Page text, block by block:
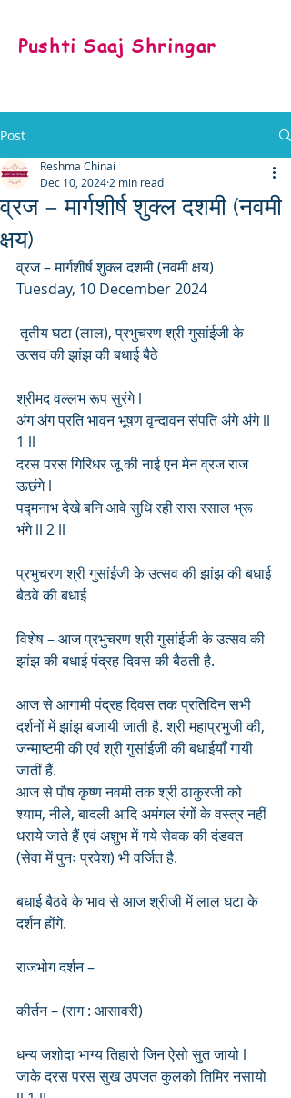
Pushti Saaj Shringar
Post
व्रज – मार्गशीर्ष शुक्ल दशमी (नवमी
क्षय)
Reshma Chinai
Dec 10, 2024 2 min read
व्रज – मार्गशीर्ष शुक्ल दशमी (नवमी क्षय)
Tuesday, 10 December 2024
तृतीय घटा (लाल), प्रभुचरण श्री गुसांईजी के
उत्सव की झांझ की बधाई बैठे
श्रीमद वल्लभ रूप सुरंगे l
अंग अंग प्रति भावन भूषण वृन्दावन संपति अंगे अंगे ll
1 ll
दरस परस गिरिधर जू की नाई एन मेन व्रज राज
ऊछंगे l
पद्मनाभ देखे बनि आवे सुधि रही रास रसाल भ्रू
भंगे ll 2 ll
प्रभुचरण श्री गुसांईजी के उत्सव की झांझ की बधाई
बैठवे की बधाई
विशेष – आज प्रभुचरण श्री गुसांईजी के उत्सव की
झांझ की बधाई पंद्रह दिवस की बैठती है.
आज से आगामी पंद्रह दिवस तक प्रतिदिन सभी
दर्शनों में झांझ बजायी जाती है. श्री महाप्रभुजी की,
जन्माष्टमी की एवं श्री गुसांईजी की बधाईयाँ गायी
जातीं हैं.
आज से पौष कृष्ण नवमी तक श्री ठाकुरजी को
श्याम, नीले, बादली आदि अमंगल रंगों के वस्त्र नहीं
धराये जाते हैं एवं अशुभ में गये सेवक की दंडवत
(सेवा में पुनः प्रवेश) भी वर्जित है.
बधाई बैठवे के भाव से आज श्रीजी में लाल घटा के
दर्शन होंगे.
राजभोग दर्शन –
कीर्तन – (राग : आसावरी)
धन्य जशोदा भाग्य तिहारो जिन ऐसो सुत जायो l
जाके दरस परस सुख उपजत कुलको तिमिर नसायो